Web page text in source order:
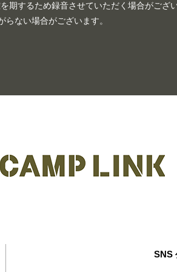
期するため録音させていただく場合がござ
らない場合がございます。
SNS